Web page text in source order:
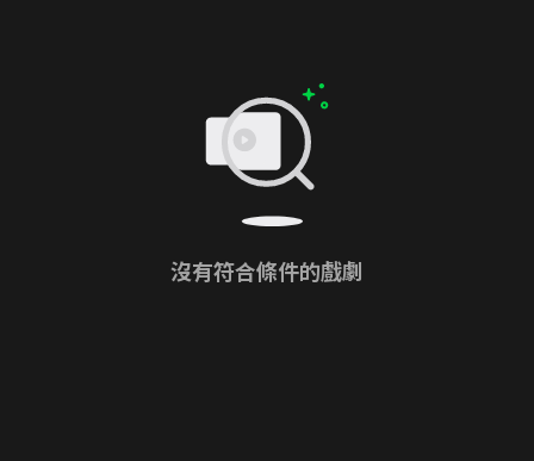
沒有符合條件的戲劇